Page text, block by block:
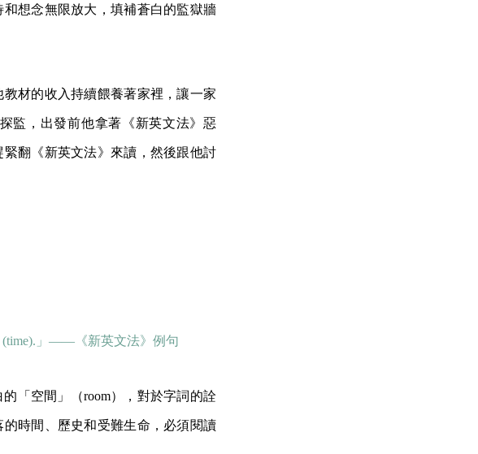
想念無限放大，填補蒼白的監獄牆
材的收入持續餵養著家裡，讓一家
監，出發前他拿著《新英文法》惡
翻《新英文法》來讀，然後跟他討
(time).」——《新英文法》例句
「空間」（room），對於字詞的詮
時間、歷史和受難生命，必須閱讀